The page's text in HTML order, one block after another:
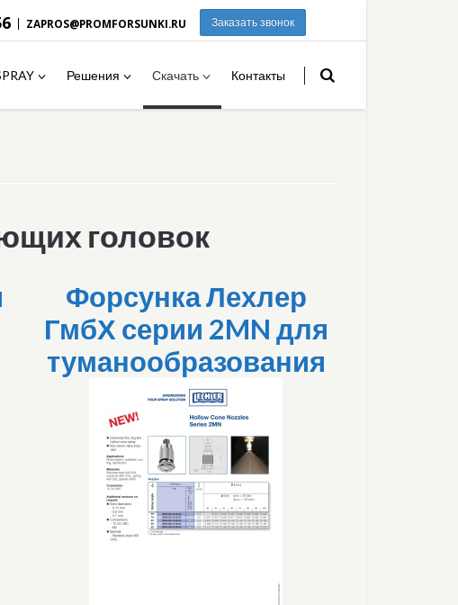
| ZAPROS@PROMFORSUNKI.RU Заказать звонок
Решения Скачать Контакты
головок
Форсунка Лехлер
ГмбХ серии 2MN для
туманообразования